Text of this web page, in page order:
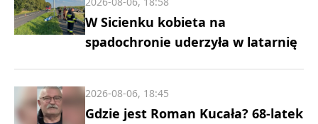
W Sicienku kobieta na
spadochronie uderzyła w latarnię
Gdzie jest Roman Kucała? 68-latek
2026-08-06, 18:45